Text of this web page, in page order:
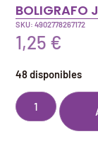
BOLIGRAFO
SKU: 4902778267172
1,25 €
48 disponibles